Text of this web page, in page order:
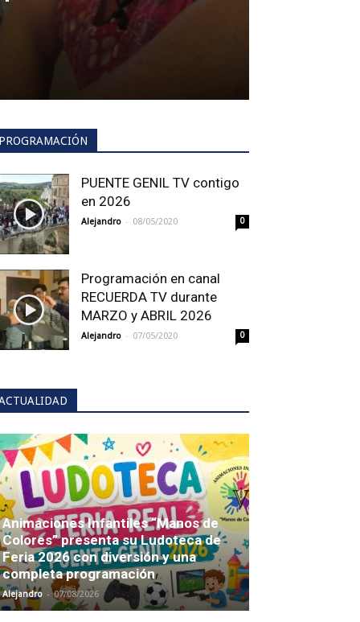
PUENTE GENIL TV contigo
en 2026
Alejandro - 08/05/2020 0
Programación en canal
RECUERDA TV durante
MARZO y ABRIL 2026
Alejandro - 07/05/2020 0
Animaciones Infantiles “Manos de
Colores” presenta su Ludoteca de
Feria 2026 con diversión y una
completa programación
Alejandro - 07/08/2026